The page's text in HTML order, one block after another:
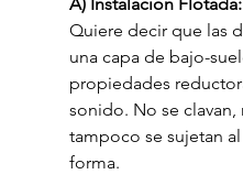
Quiere decir que las
una capa de bajo-
propiedades
sonido. No se clavan,
tampoco se sujetan
forma.